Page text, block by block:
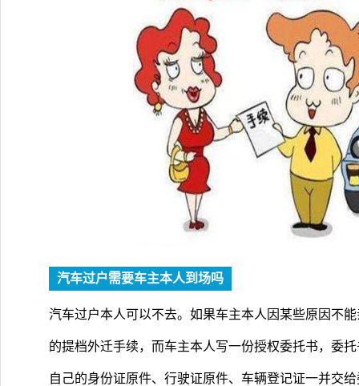
汽车过户需要车主本人到场吗
汽车过户本人可以不去。如果车主本人因某些原因不
的提档外迁手续，而车主本人写一份授权委托书，委
自己的身份证原件、行驶证原件、车辆登记证一并交